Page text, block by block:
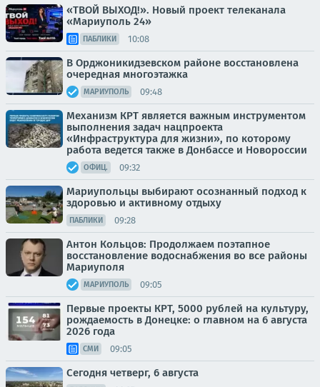
«ТВОЙ ВЫХОД!». Новый проект телеканала
«Мариуполь 24»
ПАБЛИКИ 10:08
В Орджоникидзевском районе восстановлена
очередная многоэтажка
МАРИУПОЛЬ 09:48
Механизм КРТ является важным инструментом
выполнения задач нацпроекта
«Инфраструктура для жизни», по которому
работа ведется также в Донбассе и Новороссии
ОФИЦ. 09:32
Мариупольцы выбирают осознанный подход к
здоровью и активному отдыху
ПАБЛИКИ 09:28
Антон Кольцов: Продолжаем поэтапное
восстановление водоснабжения во все районы
Мариуполя
МАРИУПОЛЬ 09:05
Первые проекты КРТ, 5000 рублей на культуру,
рождаемость в Донецке: о главном на 6 августа
2026 года
СМИ 09:05
Сегодня четверг, 6 августа